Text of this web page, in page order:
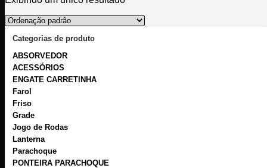
Categorias de produto
ABSORVEDOR
ACESSÓRIOS
ENGATE CARRETINHA
Farol
Friso
Grade
Jogo de Rodas
Lanterna
Parachoque
PONTEIRA PARACHOQUE